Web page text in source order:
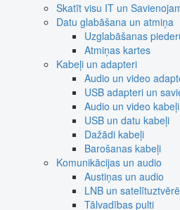
Skatīt visu IT un
Datu glabāšana un atmiņa
Uzglabāšanas
Atmiņas kartes
Kabeļi un adapteri
Audio un video
USB adapteri un
Audio un video kabeļi
USB un datu kabeļi
Dažādi kabeļi
Barošanas kabeļi
Komunikācijas un audio
Austiņas un audio
LNB un
Tālvadības pulti